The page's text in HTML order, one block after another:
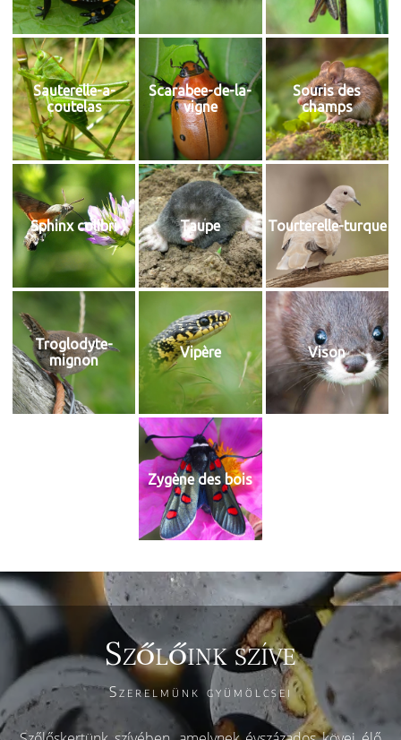
Sauterelle-a-
coutelas
Scarabee-de-la-
vigne
Souris des
champs
Sphinx colibri Taupe Tourterelle-turque
Troglodyte-
mignon
Vipère Vison
Zygène des bois
Szőlőink szíve
Szerelmünk gyümölcsei